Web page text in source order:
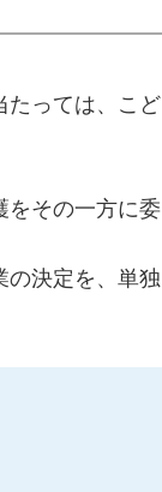
たっては、こど
をその一方に委
の決定を、単独